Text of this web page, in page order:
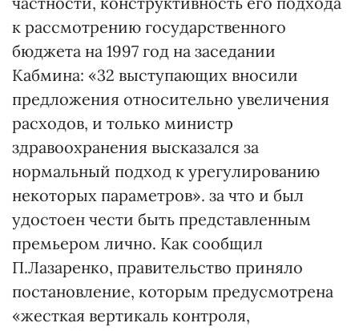
к рассмотрению государственного
бюджета на 1997 год на заседании
Кабмина: «32 выступающих вносили
предложения относительно увеличения
расходов, и только министр
здравоохранения высказался за
нормальный подход к урегулированию
некоторых параметров». за что и был
удостоен чести быть представленным
премьером лично. Как сообщил
П.Лазаренко, правительство приняло
постановление, которым предусмотрена
«жесткая вертикаль контроля,